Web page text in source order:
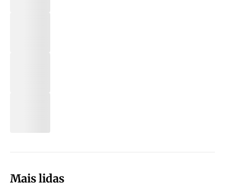
Mais lidas